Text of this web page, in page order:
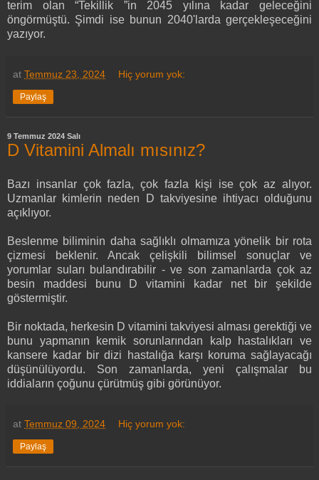
terim olan “Tekillik ”in 2045 yılına kadar geleceğini
öngörmüştü. Şimdi ise bunun 2040'larda gerçekleşeceğini
yazıyor.
at Temmuz 23, 2024 Hiç yorum yok:
Paylaş
9 Temmuz 2024 Salı
D Vitamini Almalı mısınız?
Bazı insanlar çok fazla, çok fazla kişi ise çok az alıyor.
Uzmanlar kimlerin neden D takviyesine ihtiyacı olduğunu
açıklıyor.
Beslenme biliminin daha sağlıklı olmamıza yönelik bir rota
çizmesi beklenir. Ancak çelişkili bilimsel sonuçlar ve
yorumlar suları bulandırabilir - ve son zamanlarda çok az
besin maddesi bunu D vitamini kadar net bir şekilde
göstermiştir.
Bir noktada, herkesin D vitamini takviyesi alması gerektiği ve
bunu yapmanın kemik sorunlarından kalp hastalıkları ve
kansere kadar bir dizi hastalığa karşı koruma sağlayacağı
düşünülüyordu. Son zamanlarda, yeni çalışmalar bu
iddiaların çoğunu çürütmüş gibi görünüyor.
at Temmuz 09, 2024 Hiç yorum yok:
Paylaş